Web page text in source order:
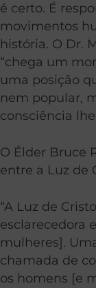
é certo. É
movimentos
história. O Dr.
“chega um
uma posição
nem popular,
consciência
O Élder Bruce
entre a Luz de
“A Luz de
esclarecedora
mulheres].
chamada de
os homens [e